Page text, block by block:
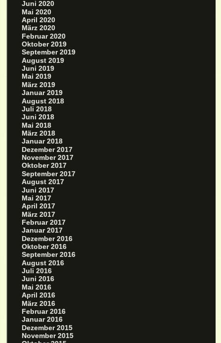
Juni 2020
Mai 2020
April 2020
März 2020
Februar 2020
Oktober 2019
September 2019
August 2019
Juni 2019
Mai 2019
März 2019
Januar 2019
August 2018
Juli 2018
Juni 2018
Mai 2018
März 2018
Januar 2018
Dezember 2017
November 2017
Oktober 2017
September 2017
August 2017
Juni 2017
Mai 2017
April 2017
März 2017
Februar 2017
Januar 2017
Dezember 2016
Oktober 2016
September 2016
August 2016
Juli 2016
Juni 2016
Mai 2016
April 2016
März 2016
Februar 2016
Januar 2016
Dezember 2015
November 2015